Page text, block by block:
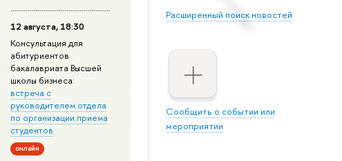
Расширенный поиск новостей
Сообщить о событии или
мероприятии
12 августа, 18:30
Консультация для
абитуриентов
бакалавриата Высшей
школы бизнеса:
встреча с
руководителем отдела
по организации приема
студентов
онлайн